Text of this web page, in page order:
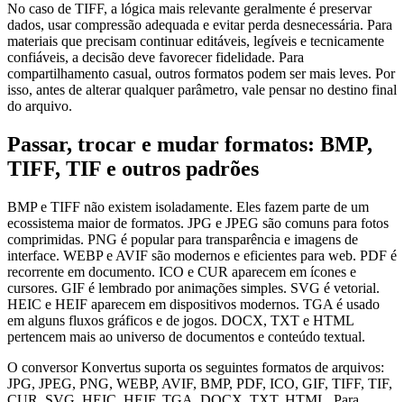
No caso de TIFF, a lógica mais relevante geralmente é preservar
dados, usar compressão adequada e evitar perda desnecessária. Para
materiais que precisam continuar editáveis, legíveis e tecnicamente
confiáveis, a decisão deve favorecer fidelidade. Para
compartilhamento casual, outros formatos podem ser mais leves. Por
isso, antes de alterar qualquer parâmetro, vale pensar no destino final
do arquivo.
Passar, trocar e mudar formatos: BMP,
TIFF, TIF e outros padrões
BMP e TIFF não existem isoladamente. Eles fazem parte de um
ecossistema maior de formatos. JPG e JPEG são comuns para fotos
comprimidas. PNG é popular para transparência e imagens de
interface. WEBP e AVIF são modernos e eficientes para web. PDF é
recorrente em documento. ICO e CUR aparecem em ícones e
cursores. GIF é lembrado por animações simples. SVG é vetorial.
HEIC e HEIF aparecem em dispositivos modernos. TGA é usado
em alguns fluxos gráficos e de jogos. DOCX, TXT e HTML
pertencem mais ao universo de documentos e conteúdo textual.
O conversor Konvertus suporta os seguintes formatos de arquivos:
JPG, JPEG, PNG, WEBP, AVIF, BMP, PDF, ICO, GIF, TIFF, TIF,